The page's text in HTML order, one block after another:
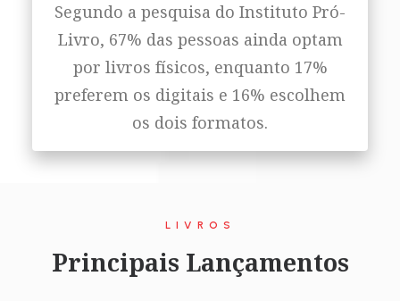
Segundo a pesquisa do Instituto Pró-
Livro, 67% das pessoas ainda optam
por livros físicos, enquanto 17%
preferem os digitais e 16% escolhem
os dois formatos.
LIVROS
Principais Lançamentos